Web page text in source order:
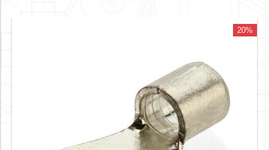
20%